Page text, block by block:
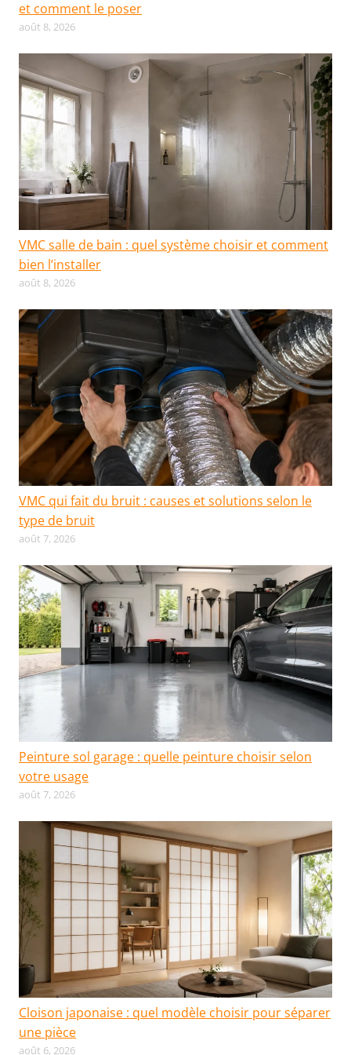
et comment le poser
août 8, 2026
VMC salle de bain : quel système choisir et comment
bien l’installer
août 8, 2026
VMC qui fait du bruit : causes et solutions selon le
type de bruit
août 7, 2026
Peinture sol garage : quelle peinture choisir selon
votre usage
août 7, 2026
Cloison japonaise : quel modèle choisir pour séparer
une pièce
août 6, 2026